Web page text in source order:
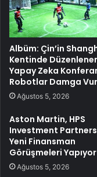
Albüm: Çin’in
Kentinde
Yapay Zeka
Robotlar Damga
Ağustos 5, 2026
Aston Martin, HPS
Investment
Yeni Finansman
Görüşmeleri Yapıyor
Ağustos 5, 2026